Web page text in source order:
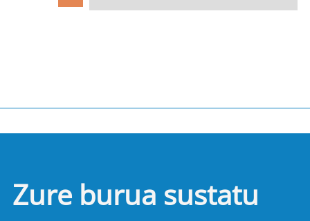
Zure burua sustatu